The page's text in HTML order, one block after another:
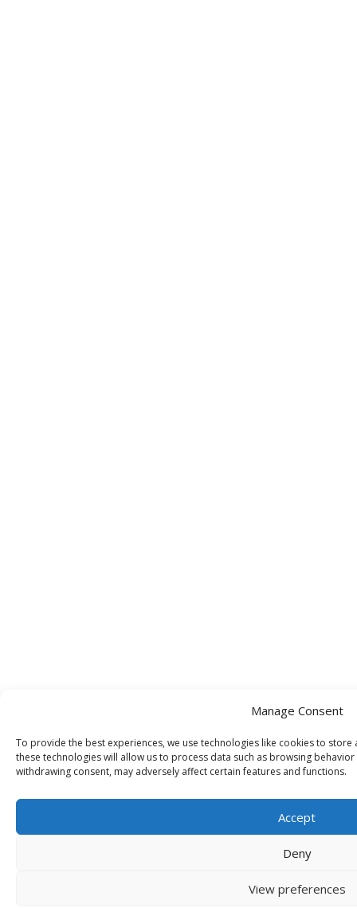
Manage Consent
To provide the best experiences, we use technologies like cookies to
these technologies will allow us to process data such as browsing
withdrawing consent, may adversely affect certain features and functions.
Accept
Deny
View preferences